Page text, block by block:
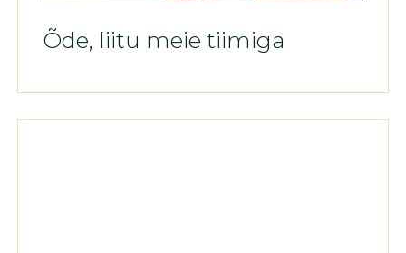
Õde, liitu meie tiimiga